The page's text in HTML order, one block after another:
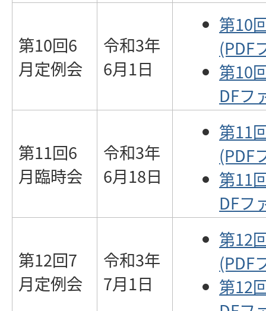
第10回6
月定例会
令和3年
6月1日
第10
(PDF
第10
DFフ
第11回6
月臨時会
令和3年
6月18日
第11
(PDF
第11
DFフ
第12回7
月定例会
令和3年
7月1日
第12
(PDF
第12